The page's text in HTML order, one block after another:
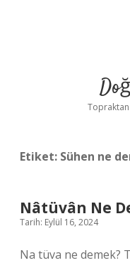
Etiket: Sühen ne
Nâtüvân Ne
Tarih: Eylül 16, 2024
Na tüva ne demek?